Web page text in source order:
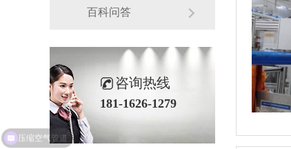
百科问答
咨询热线
181-1626-1279